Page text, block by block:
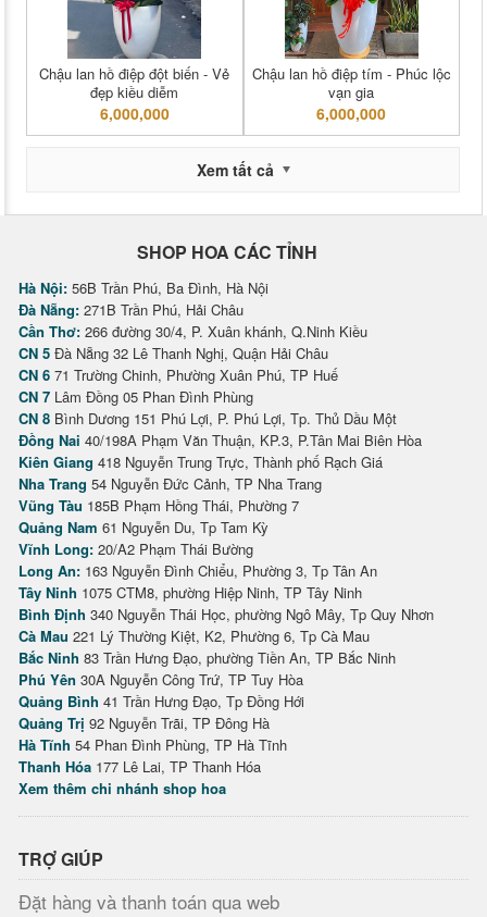
Chậu lan hồ điệp đột biến - Vẻ
đẹp kiều diễm
6,000,000
Chậu lan hồ điệp tím - Phúc lộc
vạn gia
6,000,000
Xem tất cả
SHOP HOA CÁC TỈNH
Hà Nội: 56B Trần Phú, Ba Đình, Hà Nội
Đà Nẵng: 271B Trần Phú, Hải Châu
Cần Thơ: 266 đường 30/4, P. Xuân khánh, Q.Ninh Kiều
CN 5 Đà Nẵng 32 Lê Thanh Nghị, Quận Hải Châu
CN 6 71 Trường Chinh, Phường Xuân Phú, TP Huế
CN 7 Lâm Đồng 05 Phan Đình Phùng
CN 8 Bình Dương 151 Phú Lợi, P. Phú Lợi, Tp. Thủ Dầu Một
Đồng Nai 40/198A Phạm Văn Thuận, KP.3, P.Tân Mai Biên Hòa
Kiên Giang 418 Nguyễn Trung Trực, Thành phố Rạch Giá
Nha Trang 54 Nguyễn Đức Cảnh, TP Nha Trang
Vũng Tàu 185B Phạm Hồng Thái, Phường 7
Quảng Nam 61 Nguyễn Du, Tp Tam Kỳ
Vĩnh Long: 20/A2 Phạm Thái Bường
Long An: 163 Nguyễn Đình Chiểu, Phường 3, Tp Tân An
Tây Ninh 1075 CTM8, phường Hiệp Ninh, TP Tây Ninh
Bình Định 340 Nguyễn Thái Học, phường Ngô Mây, Tp Quy Nhơn
Cà Mau 221 Lý Thường Kiệt, K2, Phường 6, Tp Cà Mau
Bắc Ninh 83 Trần Hưng Đạo, phường Tiền An, TP Bắc Ninh
Phú Yên 30A Nguyễn Công Trứ, TP Tuy Hòa
Quảng Bình 41 Trần Hưng Đạo, Tp Đồng Hới
Quảng Trị 92 Nguyễn Trãi, TP Đông Hà
Hà Tĩnh 54 Phan Đình Phùng, TP Hà Tĩnh
Thanh Hóa 177 Lê Lai, TP Thanh Hóa
Xem thêm chi nhánh shop hoa
TRỢ GIÚP
Đặt hàng và thanh toán qua web